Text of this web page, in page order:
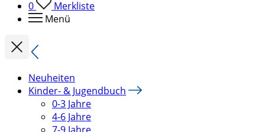
0
Merkliste
Menü
Neuheiten
Kinder- & Jugendbuch
0-3 Jahre
4-6 Jahre